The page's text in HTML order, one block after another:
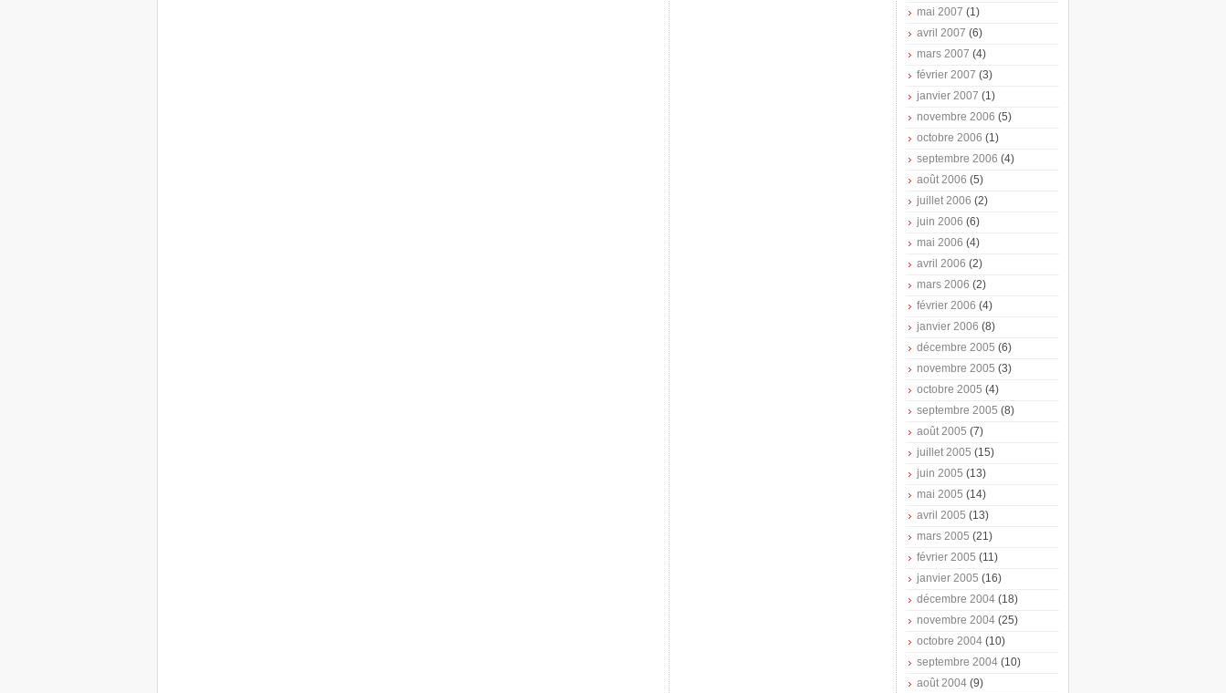
mai 2007 (1)
avril 2007 (6)
mars 2007 (4)
février 2007 (3)
janvier 2007 (1)
novembre 2006 (5)
octobre 2006 (1)
septembre 2006 (4)
août 2006 (5)
juillet 2006 (2)
juin 2006 (6)
mai 2006 (4)
avril 2006 (2)
mars 2006 (2)
février 2006 (4)
janvier 2006 (8)
décembre 2005 (6)
novembre 2005 (3)
octobre 2005 (4)
septembre 2005 (8)
août 2005 (7)
juillet 2005 (15)
juin 2005 (13)
mai 2005 (14)
avril 2005 (13)
mars 2005 (21)
février 2005 (11)
janvier 2005 (16)
décembre 2004 (18)
novembre 2004 (25)
octobre 2004 (10)
septembre 2004 (10)
août 2004 (9)